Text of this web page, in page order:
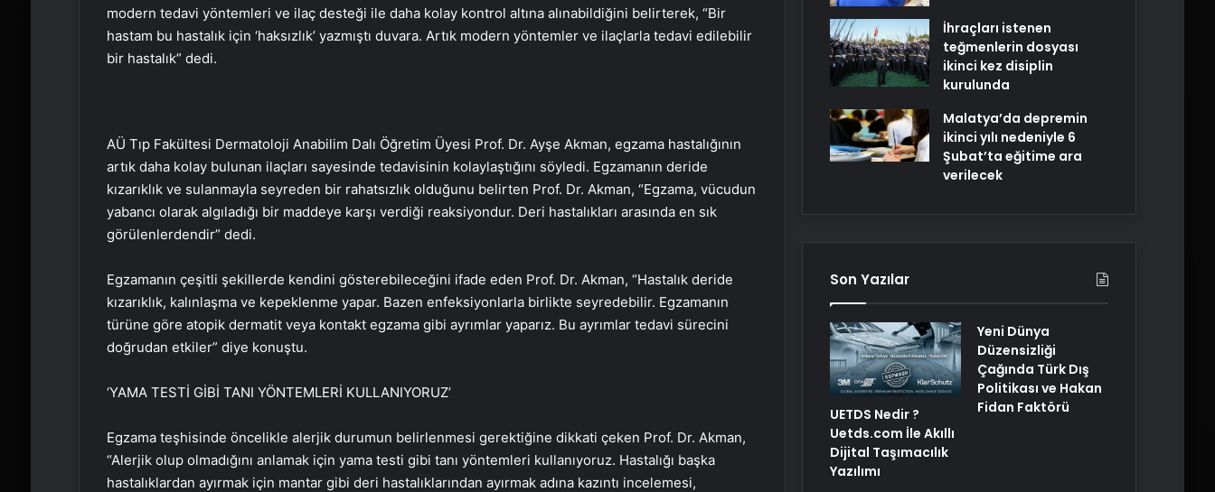
modern tedavi yöntemleri ve ilaç desteği ile daha kolay kontrol altına alınabildiğini belirterek, “Bir
hastam bu hastalık için ‘haksızlık’ yazmıştı duvara. Artık modern yöntemler ve ilaçlarla tedavi edilebilir
bir hastalık” dedi.
AÜ Tıp Fakültesi Dermatoloji Anabilim Dalı Öğretim Üyesi Prof. Dr. Ayşe Akman, egzama hastalığının
artık daha kolay bulunan ilaçları sayesinde tedavisinin kolaylaştığını söyledi. Egzamanın deride
kızarıklık ve sulanmayla seyreden bir rahatsızlık olduğunu belirten Prof. Dr. Akman, “Egzama, vücudun
yabancı olarak algıladığı bir maddeye karşı verdiği reaksiyondur. Deri hastalıkları arasında en sık
görülenlerdendir” dedi.
Egzamanın çeşitli şekillerde kendini gösterebileceğini ifade eden Prof. Dr. Akman, “Hastalık deride
kızarıklık, kalınlaşma ve kepeklenme yapar. Bazen enfeksiyonlarla birlikte seyredebilir. Egzamanın
türüne göre atopik dermatit veya kontakt egzama gibi ayrımlar yaparız. Bu ayrımlar tedavi sürecini
doğrudan etkiler” diye konuştu.
‘YAMA TESTİ GİBİ TANI YÖNTEMLERİ KULLANIYORUZ’
Egzama teşhisinde öncelikle alerjik durumun belirlenmesi gerektiğine dikkati çeken Prof. Dr. Akman,
“Alerjik olup olmadığını anlamak için yama testi gibi tanı yöntemleri kullanıyoruz. Hastalığı başka
hastalıklardan ayırmak için mantar gibi deri hastalıklarından ayırmak adına kazıntı incelemesi,
İhraçları istenen
teğmenlerin dosyası
ikinci kez disiplin
kurulunda
Malatya’da depremin
ikinci yılı nedeniyle 6
Şubat’ta eğitime ara
verilecek
Son Yazılar
UETDS Nedir ?
Uetds.com İle Akıllı
Dijital Taşımacılık
Yazılımı
Yeni Dünya
Düzensizliği
Çağında Türk Dış
Politikası ve Hakan
Fidan Faktörü